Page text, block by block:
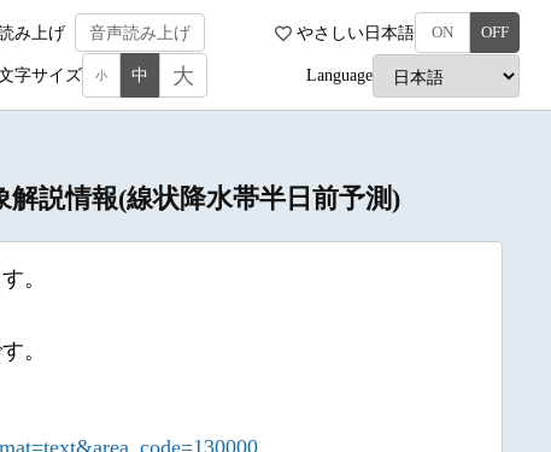
み上げ 音声読み上げ やさしい日本語 ON OFF
字サイズ 小 中 大 Language
説情報(線状降水帯半日前予測)
。
。